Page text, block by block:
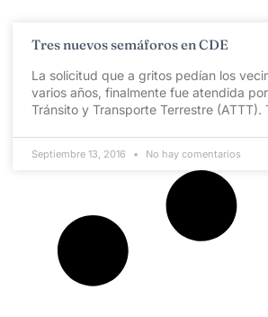
Tres nuevos semáforos en CDE
La solicitud que a gritos pedían los
varios años, finalmente fue atendida
Tránsito y Transporte Terrestre (ATTT).
Septiembre 13, 2016 No hay comentarios